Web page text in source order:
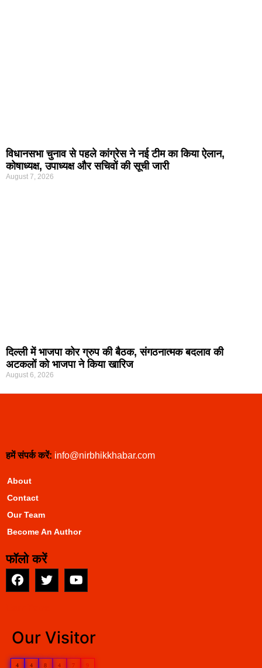
विधानसभा चुनाव से पहले कांग्रेस ने नई टीम का किया ऐलान,
कोषाध्यक्ष, उपाध्यक्ष और सचिवों की सूची जारी
August 7, 2026
दिल्ली में भाजपा कोर ग्रुप की बैठक, संगठनात्मक बदलाव की
अटकलों को भाजपा ने किया खारिज
August 6, 2026
हमें संपर्क करें: info@nirbhikkhabar.com
About
Contact
Our Team
Become An Author
फॉलो करें
Our Visitor
4 4 8 4 7 9